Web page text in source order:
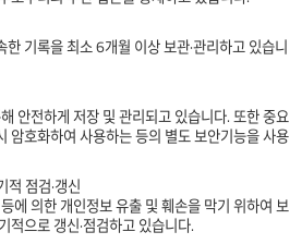
기록을 최소 6개월 이상 보관·관리하고 있습니
안전하게 저장 및 관리되고 있습니다. 또한 중요
암호화하여 사용하는 등의 별도 보안기능을 사용
점검·갱신
에 의한 개인정보 유출 및 훼손을 막기 위하여 보
적으로 갱신·점검하고 있습니다.